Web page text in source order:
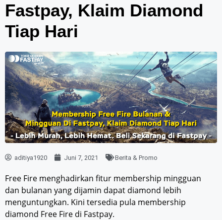
Fastpay, Klaim Diamond
Tiap Hari
aditiya1920 Juni 7, 2021 Berita & Promo
Free Fire menghadirkan fitur membership mingguan
dan bulanan yang dijamin dapat diamond lebih
menguntungkan. Kini tersedia pula membership
diamond Free Fire di Fastpay.